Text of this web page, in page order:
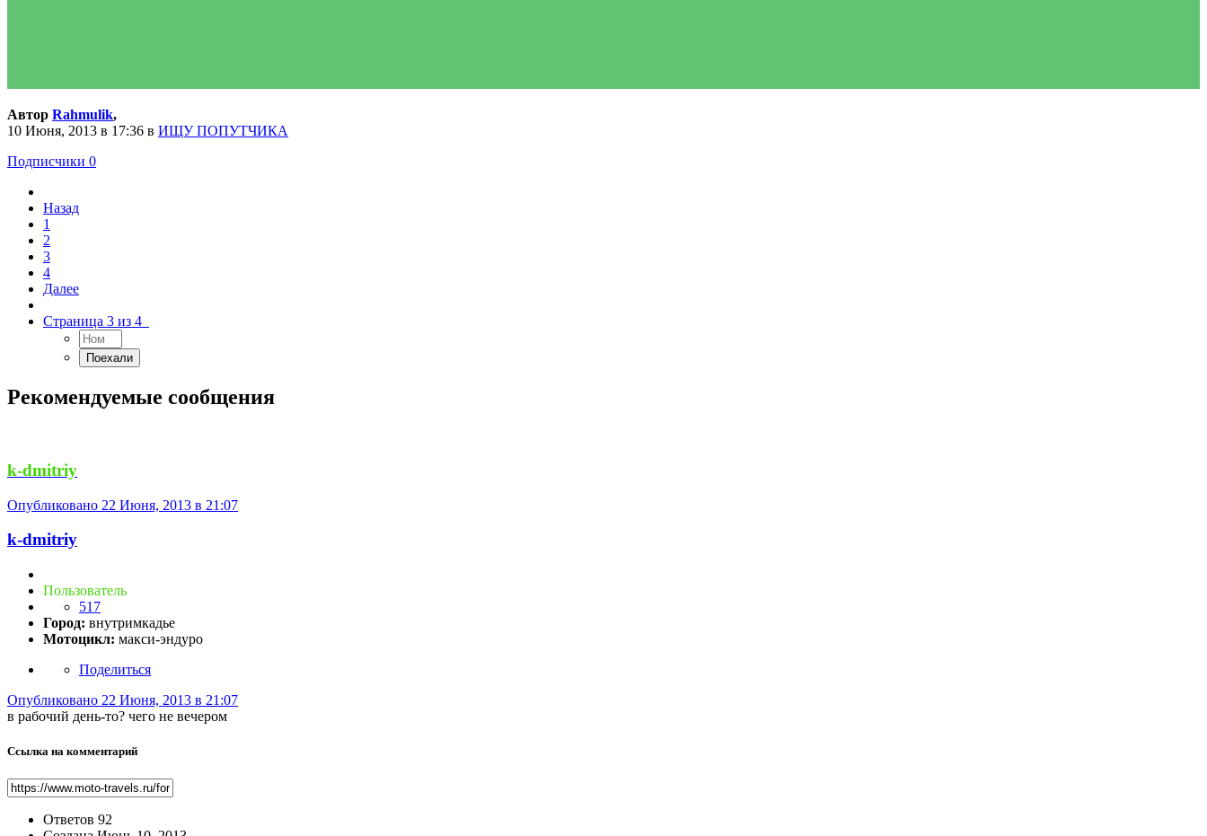
Автор Rahmulik,
10 Июня, 2013 в 17:36 в ИЩУ ПОПУТЧИКА
Подписчики 0
Назад
1
2
3
4
Далее
Страница 3 из 4
Рекомендуемые сообщения
k-dmitriy
Опубликовано 22 Июня, 2013 в 21:07
k-dmitriy
Пользователь
517
Город: внутримкадье
Мотоцикл: макси-эндуро
Поделиться
Опубликовано 22 Июня, 2013 в 21:07
в рабочий день-то? чего не вечером
Ссылка на комментарий
Ответов 92